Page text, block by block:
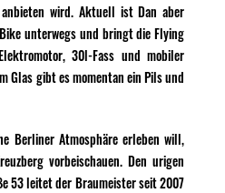
wird. Aktuell ist Dan aber
unterwegs und bringt die Flying
30l-Fass und mobiler
Glas gibt es momentan ein Pils und
Berliner Atmosphäre erleben will,
vorbeischauen. Den urigen
53 leitet der Braumeister seit 2007